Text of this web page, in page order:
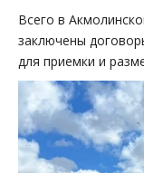
Всего в
заключены
для приемки и